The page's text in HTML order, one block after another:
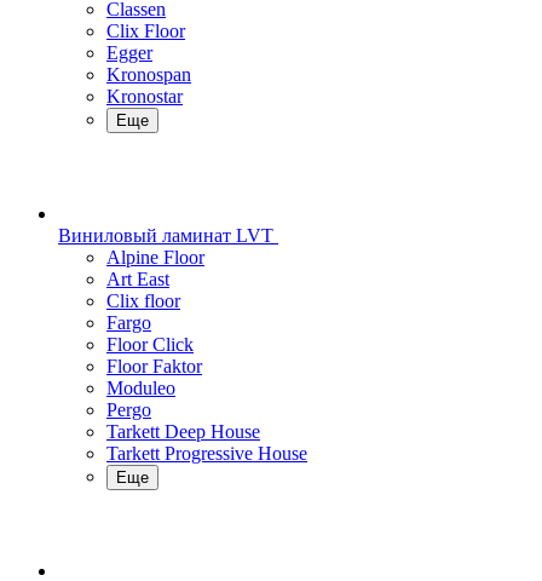
Classen
Clix Floor
Egger
Kronospan
Kronostar
Еще
Виниловый ламинат LVT
Alpine Floor
Art East
Clix floor
Fargo
Floor Click
Floor Faktor
Moduleo
Pergo
Tarkett Deep House
Tarkett Progressive House
Еще